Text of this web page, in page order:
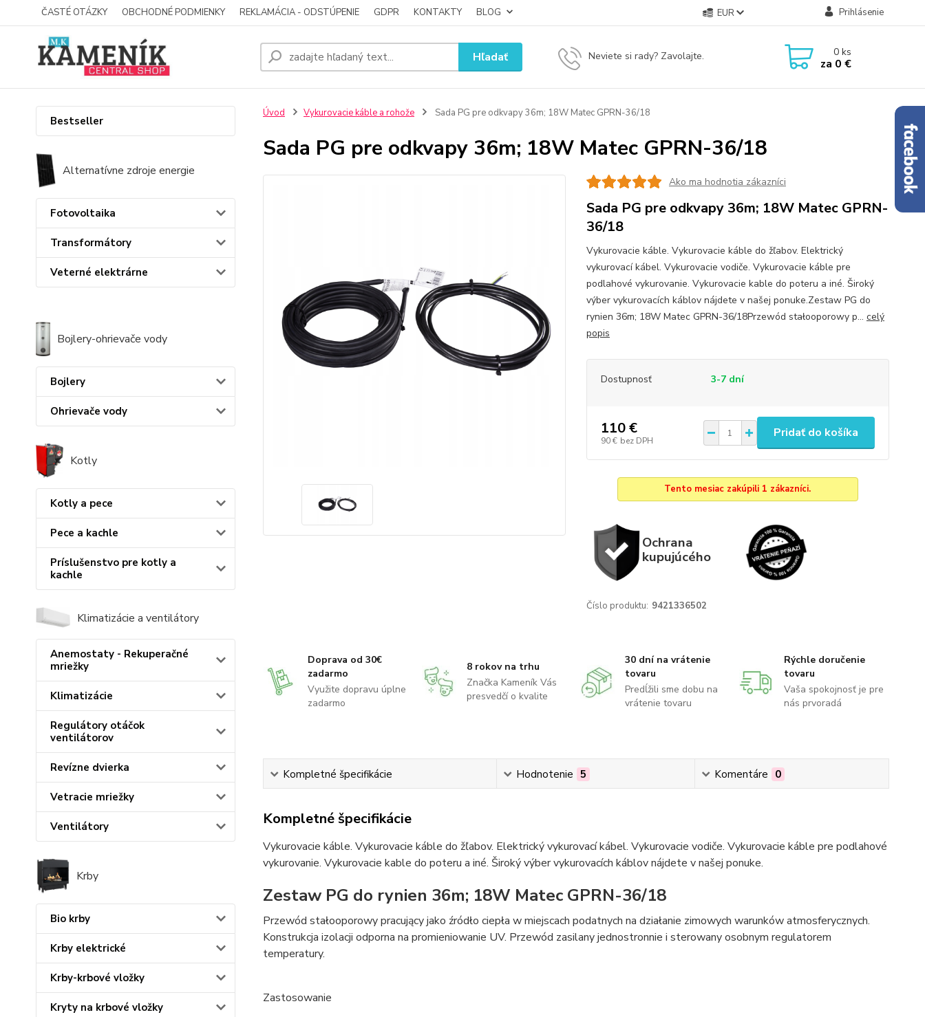
ČASTÉ OTÁZKY OBCHODNÉ PODMIENKY REKLAMÁCIA - ODSTÚPENIE GDPR KONTAKTY BLOG EUR Prihlásenie
Hľadať Neviete si rady? Zavolajte. 0ks
za 0 €
Bestseller
Alternatívne zdroje energie
Fotovoltaika
Transformátory
Veterné elektrárne
Bojlery-ohrievače vody
Bojlery
Ohrievače vody
Kotly
Kotly a pece
Pece a kachle
Príslušenstvo pre kotly a
kachle
Klimatizácie a ventilátory
Anemostaty - Rekuperačné
mriežky
Klimatizácie
Regulátory otáčok
ventilátorov
Revízne dvierka
Vetracie mriežky
Ventilátory
Krby
Bio krby
Krby elektrické
Krby-krbové vložky
Kryty na krbové vložky
Úvod Vykurovacie káble a rohože Sada PG pre odkvapy 36m; 18W Matec GPRN-36/18
Sada PG pre odkvapy 36m; 18W Matec GPRN-36/18
Ako ma hodnotia zákazníci
Sada PG pre odkvapy 36m; 18W Matec GPRN-
36/18
Vykurovacie káble. Vykurovacie káble do žľabov. Elektrický
vykurovací kábel. Vykurovacie vodiče. Vykurovacie káble pre
podlahové vykurovanie. Vykurovacie kable do poteru a iné. Široký
výber vykurovacích káblov nájdete v našej ponuke.Zestaw PG do
rynien 36m; 18W Matec GPRN-36/18Przewód stałooporowy p... celý
popis
Dostupnosť 3-7 dní
110 €
90 € bez DPH
Pridať do košíka
Tento mesiac zakúpili 1 zákazníci.
Ochrana
kupujúcého
Číslo produktu: 9421336502
Doprava od 30€
zadarmo
Využite dopravu úplne
zadarmo
8 rokov na trhu
Značka Kameník Vás
presvedčí o kvalite
30 dní na vrátenie
tovaru
Predĺžili sme dobu na
vrátenie tovaru
Rýchle doručenie
tovaru
Vaša spokojnosť je pre
nás prvoradá
Kompletné špecifikácie Hodnotenie 5 Komentáre 0
Kompletné špecifikácie
Vykurovacie káble. Vykurovacie káble do žľabov. Elektrický vykurovací kábel. Vykurovacie vodiče. Vykurovacie káble pre podlahové
vykurovanie. Vykurovacie kable do poteru a iné. Široký výber vykurovacích káblov nájdete v našej ponuke.
Zestaw PG do rynien 36m; 18W Matec GPRN-36/18
Przewód stałooporowy pracujący jako źródło ciepła w miejscach podatnych na działanie zimowych warunków atmosferycznych.
Konstrukcja izolacji odporna na promieniowanie UV. Przewód zasilany jednostronnie i sterowany osobnym regulatorem
temperatury.
Zastosowanie